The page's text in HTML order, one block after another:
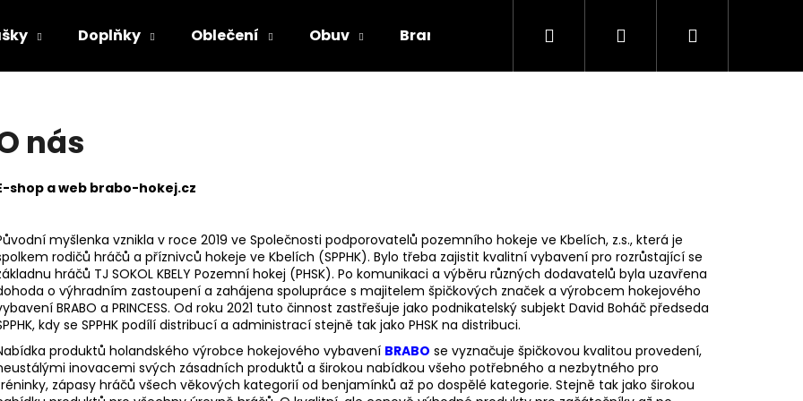
Doplňky Oblečení Obuv Brankáři Informace
Hledat PřihlášeníNákupní
nás
shop a web brabo-hokej.cz
myšlenka vznikla v roce 2019 ve Společnosti podporovatelů pozemního hokeje ve Kbelích, z.s., která je
rodičů hráčů a příznivců hokeje ve Kbelích (SPPHK). Bylo třeba zajistit kvalitní vybavení pro rozrůstající se
hráčů TJ SOKOL KBELY Pozemní hokej (PHSK). Po komunikaci a výběru různých dodavatelů byla uzavřena
o výhradním zastoupení a zahájena spolupráce s majitelem špičkových značek a výrobcem hokejového
BRABO a PRINCESS. Od roku 2021 tuto činnost zastřešuje jako podnikatelský subjekt David Boháč předseda
kdy se SPPHK podílí distribucí a administrací stejně tak jako PHSK na distribuci.
produktů holandského výrobce hokejového vybavení BRABO se vyznačuje špičkovou kvalitou provedení,
inovacemi svých zásadních produktů a širokou nabídkou všeho potřebného a nezbytného pro
zápasy hráčů všech věkových kategorií od benjamínků až po dospělé kategorie. Stejně tak jako širokou
Doporučujeme